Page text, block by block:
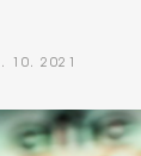
10. 2021